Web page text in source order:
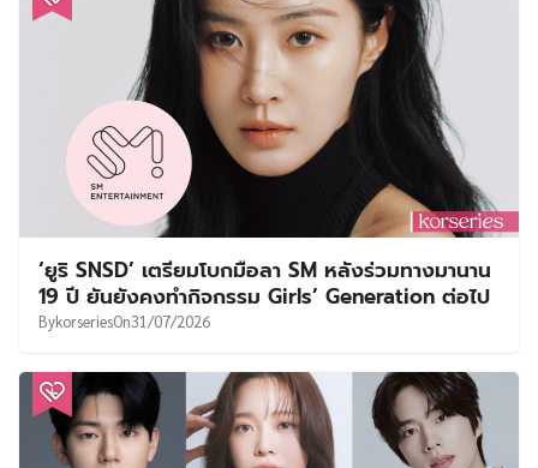
‘ยูริ SNSD’ เตรียมโบกมือลา SM หลังร่วมทางมานาน
19 ปี ยันยังคงทำกิจกรรม Girls’ Generation ต่อไป
BykorseriesOn31/07/2026